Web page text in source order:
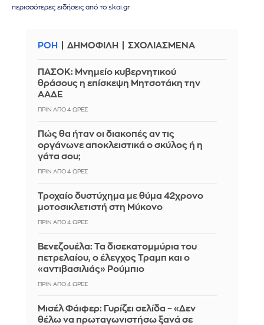
περισσότερες ειδήσεις από το skai.gr
ΡΟΗ ΔΗΜΟΦΙΛΗ ΣΧΟΛΙΑΣΜΕΝΑ
ΠΑΣΟΚ: Μνημείο κυβερνητικού
θράσους η επίσκεψη Μητσοτάκη την
ΑΑΔΕ
ΠΡΙΝ ΑΠΌ 4 ΏΡΕΣ
Πώς θα ήταν οι διακοπές αν τις
οργάνωνε αποκλειστικά ο σκύλος ή η
γάτα σου;
ΠΡΙΝ ΑΠΌ 4 ΏΡΕΣ
Τροχαίο δυστύχημα με θύμα 42χρονο
μοτοσικλετιστή στη Μύκονο
ΠΡΙΝ ΑΠΌ 4 ΏΡΕΣ
Βενεζουέλα: Τα δισεκατομμύρια του
πετρελαίου, ο έλεγχος Τραμπ και ο
«αντιβασιλιάς» Ρούμπιο
ΠΡΙΝ ΑΠΌ 4 ΏΡΕΣ
Μισέλ Φάιφερ: Γυρίζει σελίδα – «Δεν
θέλω να πρωταγωνιστήσω ξανά σε